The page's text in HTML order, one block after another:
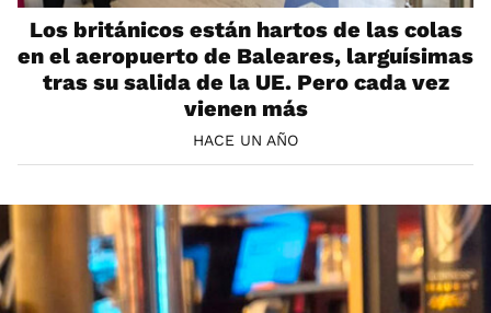
Los británicos están hartos de las colas
en el aeropuerto de Baleares, larguísimas
tras su salida de la UE. Pero cada vez
vienen más
HACE UN AÑO